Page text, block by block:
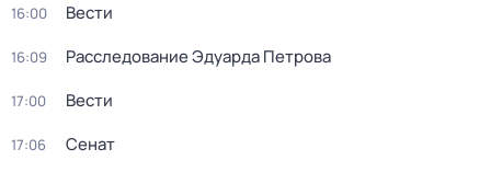
16:00 Вести
16:09 Расследование Эдуарда Петрова
17:00 Вести
17:06 Сенат